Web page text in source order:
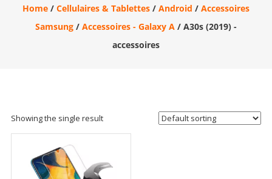
Home/ Cellulaires & Tablettes/ Android / Accessoires
Samsung/ Accessoires - Galaxy A/ A30s (2019) -
accessoires
Showing the single result